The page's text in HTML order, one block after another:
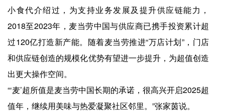
小食代介绍过，为支持业务发展及提升供应链能力，
2018至2023年，麦当劳中国与供应商已携手投资累计超
过120亿打造新产能。随着麦当劳推进“万店计划”，门店
和供应链创造的规模化优势有望进一步提升，为超值创造
出更大操作空间。
“‘麦’超所值是麦当劳中国长期的承诺，很高兴开启2025超
值年，继续用美味与热爱凝聚社区邻里。”张家茵说。